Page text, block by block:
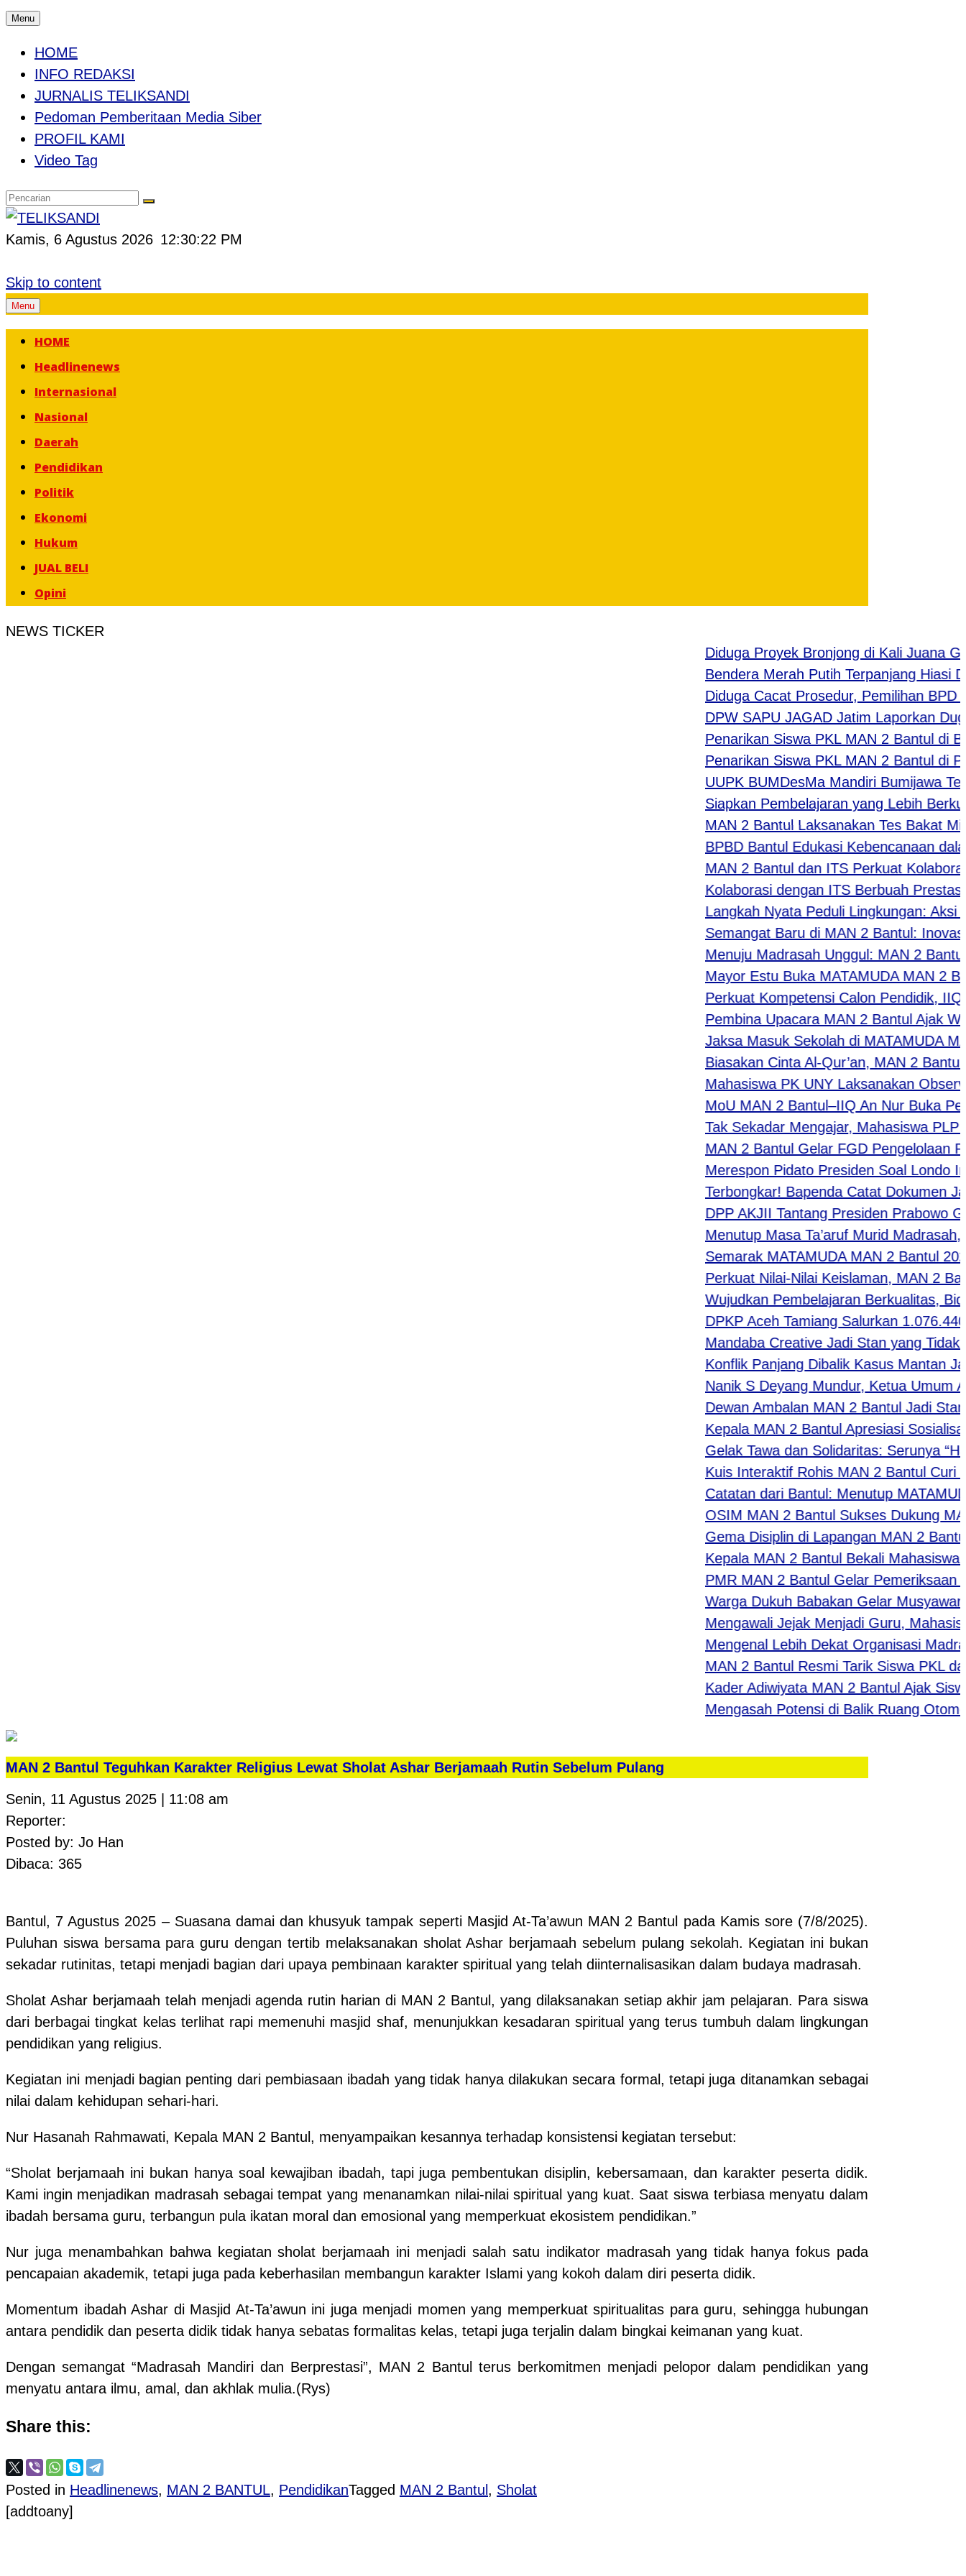
Menu
HOME
INFO REDAKSI
JURNALIS TELIKSANDI
Pedoman Pemberitaan Media Siber
PROFIL KAMI
Video Tag
Kamis, 6 Agustus 2026 12:30:22 PM
Skip to content
Menu
HOME
Headlinenews
Internasional
Nasional
Daerah
Pendidikan
Politik
Ekonomi
Hukum
JUAL BELI
Opini
NEWS TICKER
Diduga Proyek Bronjong di Kali Juana
Bendera Merah Putih Terpanjang Hiasi
Diduga Cacat Prosedur, Pemilihan BPD
DPW SAPU JAGAD Jatim Laporkan
Penarikan Siswa PKL MAN 2 Bantul di
Penarikan Siswa PKL MAN 2 Bantul di
UUPK BUMDesMa Mandiri Bumijawa
Siapkan Pembelajaran yang Lebih
MAN 2 Bantul Laksanakan Tes Bakat
BPBD Bantul Edukasi Kebencanaan
MAN 2 Bantul dan ITS Perkuat Kolaborasi
Kolaborasi dengan ITS Berbuah Prestasi,
Langkah Nyata Peduli Lingkungan: Aksi
Semangat Baru di MAN 2 Bantul: Inovasi
Menuju Madrasah Unggul: MAN 2 Bantul
Mayor Estu Buka MATAMUDA MAN 2
Perkuat Kompetensi Calon Pendidik, IIQ
Pembina Upacara MAN 2 Bantul Ajak
Jaksa Masuk Sekolah di MATAMUDA
Biasakan Cinta Al-Qur’an, MAN 2 Bantul
Mahasiswa PK UNY Laksanakan
MoU MAN 2 Bantul–IIQ An Nur Buka
Tak Sekadar Mengajar, Mahasiswa PLP
MAN 2 Bantul Gelar FGD Pengelolaan
Merespon Pidato Presiden Soal Londo
​Terbongkar! Bapenda Catat Dokumen
DPP AKJII Tantang Presiden Prabowo
Menutup Masa Ta’aruf Murid Madrasah,
Semarak MATAMUDA MAN 2 Bantul
Perkuat Nilai-Nilai Keislaman, MAN 2
Wujudkan Pembelajaran Berkualitas,
DPKP Aceh Tamiang Salurkan 1.076.440
Mandaba Creative Jadi Stan yang Tidak
Konflik Panjang Dibalik Kasus Mantan
Nanik S Deyang Mundur, Ketua Umum
Dewan Ambalan MAN 2 Bantul Jadi Stan
Kepala MAN 2 Bantul Apresiasi
Gelak Tawa dan Solidaritas: Serunya
Kuis Interaktif Rohis MAN 2 Bantul Curi
Catatan dari Bantul: Menutup
OSIM MAN 2 Bantul Sukses Dukung
Gema Disiplin di Lapangan MAN 2
Kepala MAN 2 Bantul Bekali Mahasiswa
PMR MAN 2 Bantul Gelar Pemeriksaan
Warga Dukuh Babakan Gelar
Mengawali Jejak Menjadi Guru,
Mengenal Lebih Dekat Organisasi
MAN 2 Bantul Resmi Tarik Siswa PKL
Kader Adiwiyata MAN 2 Bantul Ajak Siswa
Mengasah Potensi di Balik Ruang
MAN 2 Bantul Teguhkan Karakter Religius Lewat Sholat Ashar Berjamaah Rutin Sebelum Pulang
Senin, 11 Agustus 2025 | 11:08 am
Reporter:
Posted by: Jo Han
Dibaca: 365
Bantul, 7 Agustus 2025 – Suasana damai dan khusyuk tampak seperti Masjid At-Ta’awun MAN 2 Bantul pada Kamis sore (7/8/2025).
Puluhan siswa bersama para guru dengan tertib melaksanakan sholat Ashar berjamaah sebelum pulang sekolah. Kegiatan ini bukan
sekadar rutinitas, tetapi menjadi bagian dari upaya pembinaan karakter spiritual yang telah diinternalisasikan dalam budaya madrasah.
Sholat Ashar berjamaah telah menjadi agenda rutin harian di MAN 2 Bantul, yang dilaksanakan setiap akhir jam pelajaran. Para siswa
dari berbagai tingkat kelas terlihat rapi memenuhi masjid shaf, menunjukkan kesadaran spiritual yang terus tumbuh dalam lingkungan
pendidikan yang religius.
Kegiatan ini menjadi bagian penting dari pembiasaan ibadah yang tidak hanya dilakukan secara formal, tetapi juga ditanamkan sebagai
nilai dalam kehidupan sehari-hari.
Nur Hasanah Rahmawati, Kepala MAN 2 Bantul, menyampaikan kesannya terhadap konsistensi kegiatan tersebut:
“Sholat berjamaah ini bukan hanya soal kewajiban ibadah, tapi juga pembentukan disiplin, kebersamaan, dan karakter peserta didik.
Kami ingin menjadikan madrasah sebagai tempat yang menanamkan nilai-nilai spiritual yang kuat. Saat siswa terbiasa menyatu dalam
ibadah bersama guru, terbangun pula ikatan moral dan emosional yang memperkuat ekosistem pendidikan.”
Nur juga menambahkan bahwa kegiatan sholat berjamaah ini menjadi salah satu indikator madrasah yang tidak hanya fokus pada
pencapaian akademik, tetapi juga pada keberhasilan membangun karakter Islami yang kokoh dalam diri peserta didik.
Momentum ibadah Ashar di Masjid At-Ta’awun ini juga menjadi momen yang memperkuat spiritualitas para guru, sehingga hubungan
antara pendidik dan peserta didik tidak hanya sebatas formalitas kelas, tetapi juga terjalin dalam bingkai keimanan yang kuat.
Dengan semangat “Madrasah Mandiri dan Berprestasi”, MAN 2 Bantul terus berkomitmen menjadi pelopor dalam pendidikan yang
menyatu antara ilmu, amal, dan akhlak mulia.(Rys)
Share this:
Posted in Headlinenews, MAN 2 BANTUL, PendidikanTagged MAN 2 Bantul, Sholat
[addtoany]